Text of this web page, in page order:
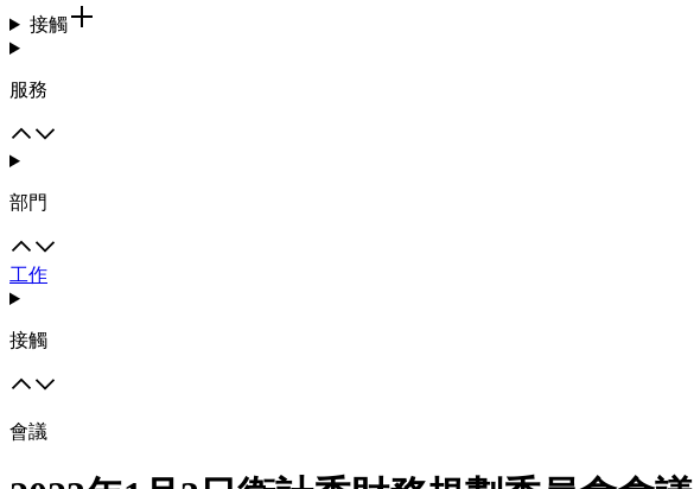
接觸
服務
部門
工作
接觸
會議